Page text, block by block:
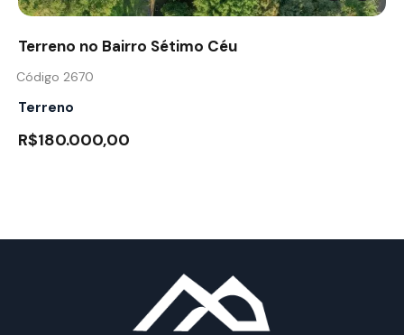
Terreno no Bairro Sétimo Céu
Código 2670
Terreno
R$180.000,00